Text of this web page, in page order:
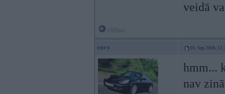
veidā
envy 01. Sep 2008,
hmm...
nav